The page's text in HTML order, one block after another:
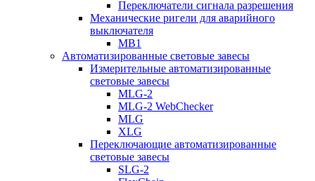
Переключатели сигнала разрешения
Механические ригели для аварийного
выключателя
MB1
Автоматизированные световые завесы
Измерительные автоматизированные
световые завесы
MLG-2
MLG-2 WebChecker
MLG
XLG
Переключающие автоматизированные
световые завесы
SLG-2